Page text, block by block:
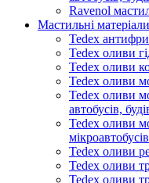
Ravenol
Мастильні
Tedex
Tedex оливи
Tedex оливи
Tedex оливи
Tedex оливи
автобусів,
Tedex оливи
мікроавтобусів
Tedex оливи
Tedex оливи
Tedex оливи